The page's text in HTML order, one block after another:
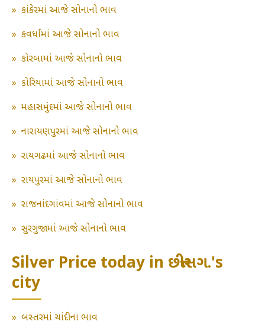
» કાંકેરમાં આજે સોનાનો ભાવ
» કવર્ધામાં આજે સોનાનો ભાવ
» કોરબામાં આજે સોનાનો ભાવ
» કોરિયામાં આજે સોનાનો ભાવ
» મહાસમુંદમાં આજે સોનાનો ભાવ
» નારાયણપુરમાં આજે સોનાનો ભાવ
» રાયગઢમાં આજે સોનાનો ભાવ
» રાયપુરમાં આજે સોનાનો ભાવ
» રાજનાંદગાંવમાં આજે સોનાનો ભાવ
» સુરગુજામાં આજે સોનાનો ભાવ
Silver Price today in છત્તીસગ.'s
city
» બસ્તરમાં ચાંદીના ભાવ